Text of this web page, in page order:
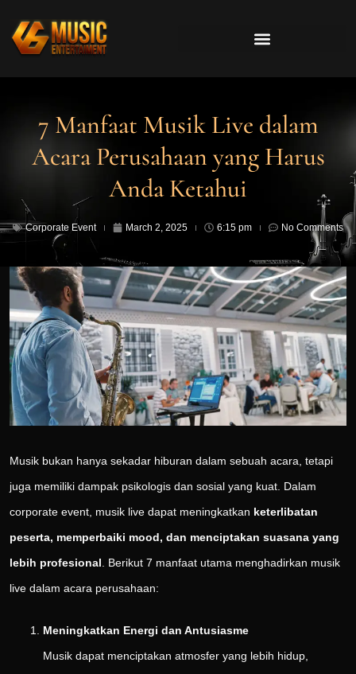
7 Manfaat Musik Live dalam
Acara Perusahaan yang Harus
Anda Ketahui
Corporate Event March 2, 2025 6:15 pm No Comments
Musik bukan hanya sekadar hiburan dalam sebuah acara, tetapi
juga memiliki dampak psikologis dan sosial yang kuat. Dalam
corporate event, musik live dapat meningkatkan keterlibatan
peserta, memperbaiki mood, dan menciptakan suasana yang
lebih profesional . Berikut 7 manfaat utama menghadirkan musik
live dalam acara perusahaan:
Meningkatkan Energi dan Antusiasme
Musik dapat menciptakan atmosfer yang lebih hidup,